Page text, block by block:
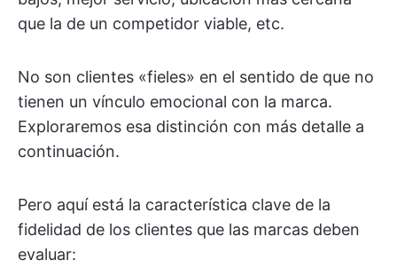
que la de un competidor viable, etc.
No son clientes «fieles» en el sentido de que no
tienen un vínculo emocional con la marca.
Exploraremos esa distinción con más detalle a
continuación.
Pero aquí está la característica clave de la
fidelidad de los clientes que las marcas deben
evaluar: